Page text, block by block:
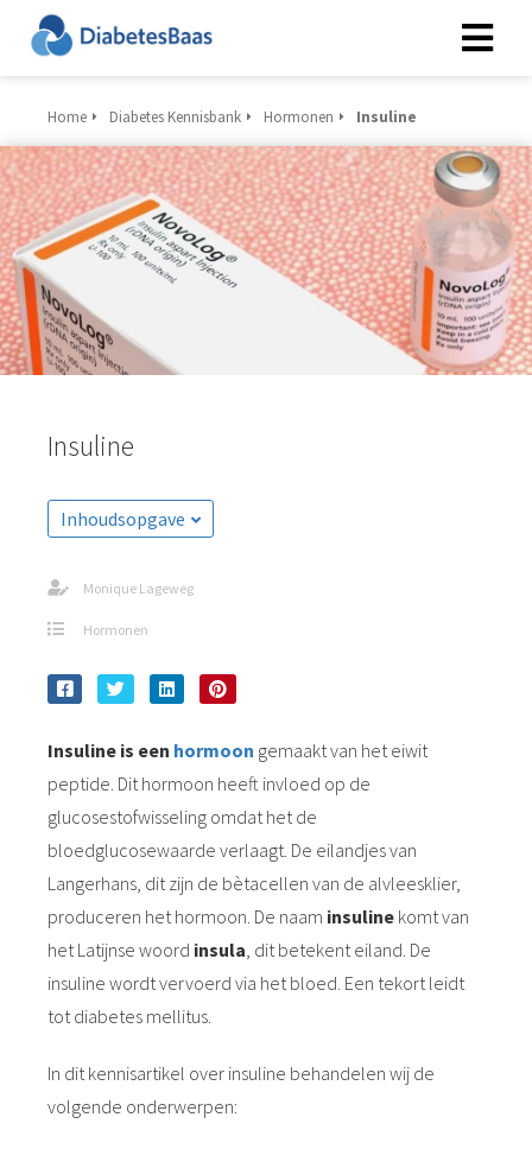
Home Diabetes Kennisbank Hormonen Insuline
Insuline
Inhoudsopgave
Monique Lageweg
Hormonen
Insuline is een hormoon gemaakt van het eiwit
peptide. Dit hormoon heeft invloed op de
glucosestofwisseling omdat het de
bloedglucosewaarde verlaagt. De eilandjes van
Langerhans, dit zijn de bètacellen van de alvleesklier,
produceren het hormoon. De naam insuline komt van
het Latijnse woord insula , dit betekent eiland. De
insuline wordt vervoerd via het bloed. Een tekort leidt
tot diabetes mellitus.
In dit kennisartikel over insuline behandelen wij de
volgende onderwerpen: